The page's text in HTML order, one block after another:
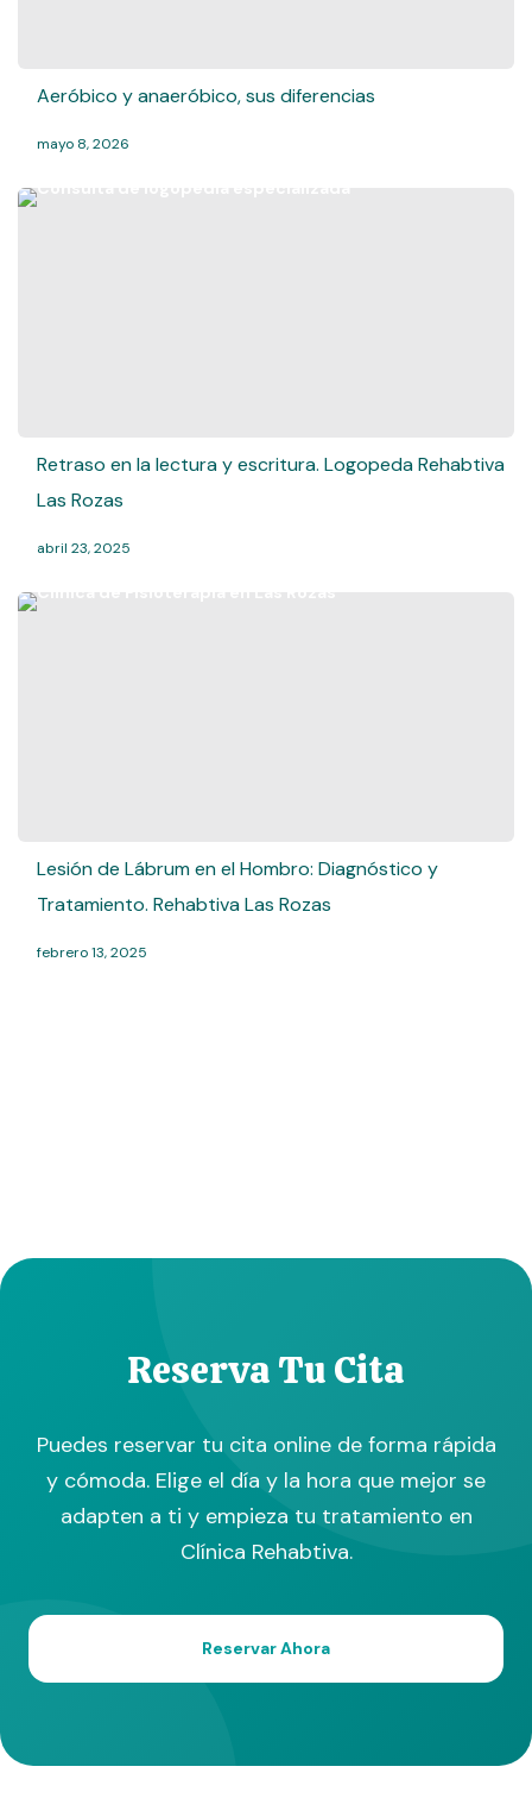
Aeróbico y anaeróbico, sus diferencias
mayo 8, 2026
Retraso en la lectura y escritura. Logopeda Rehabtiva
Las Rozas
abril 23, 2025
Lesión de Lábrum en el Hombro: Diagnóstico y
Tratamiento. Rehabtiva Las Rozas
febrero 13, 2025
Reserva Tu Cita
Puedes reservar tu cita online de forma rápida
y cómoda. Elige el día y la hora que mejor se
adapten a ti y empieza tu tratamiento en
Clínica Rehabtiva.
Reservar Ahora